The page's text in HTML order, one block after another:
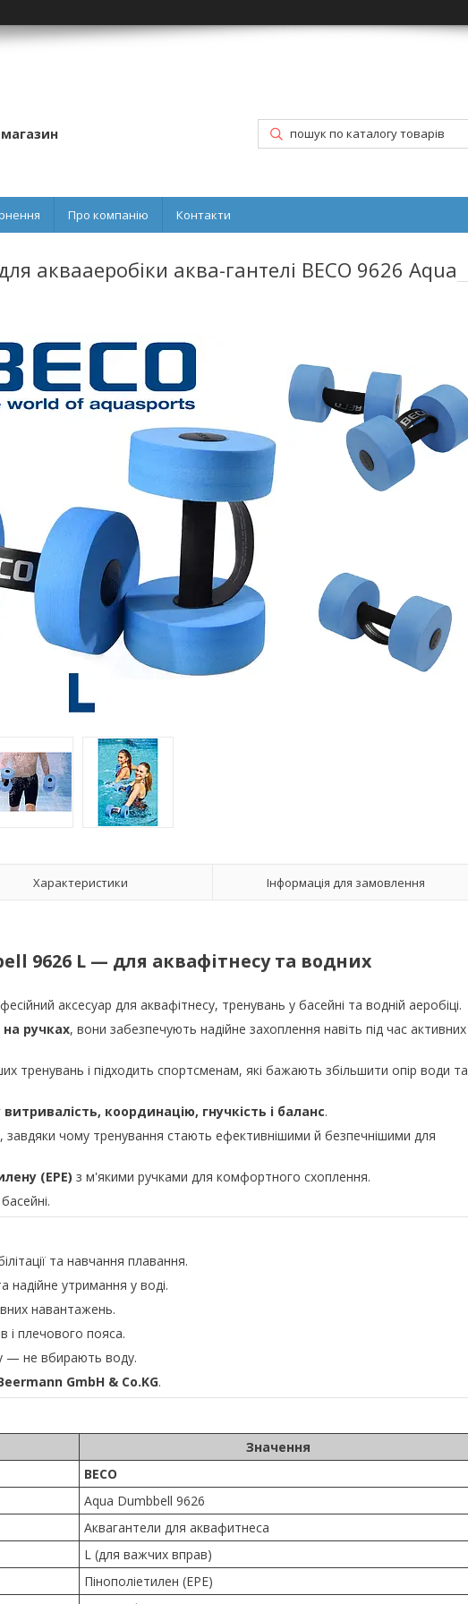
Про компанію Контакти
аквааеробіки аква-гантелі BECO 9626 Aqua
Характеристики Інформація для замовлення
9626 L — для аквафітнесу та водних
аксесуар для аквафітнесу, тренувань у басейні та водній аеробіці.
ручках, вони забезпечують надійне захоплення навіть під час активних
тренувань і підходить спортсменам, які бажають збільшити опір води та
витривалість, координацію, гнучкість і баланс.
завдяки чому тренування стають ефективнішими й безпечнішими для
(EPE) з м'якими ручками для комфортного схоплення.
та навчання плавання.
надійне утримання у воді.
навантажень.
і плечового пояса.
— не вбирають воду.
GmbH & Co.KG.
Значення
BECO
Aqua Dumbbell 9626
Аквагантели для аквафитнеса
L (для важчих вправ)
Пінополіетилен (EPE)